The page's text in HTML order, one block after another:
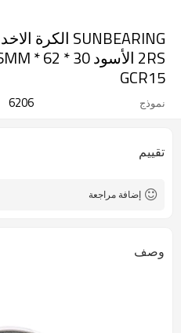
GCR15
نموذج 6206
تقييم
إضافة مراجعة
وصف